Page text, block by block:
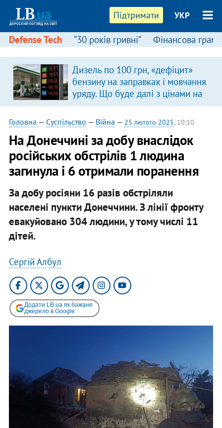
Підтримати УКР
Defense Tech “30 років гривні” Фінансова
Дизель по 100 грн, «дефіцит»
бензину на заправках і мовчання
уряду. Що буде далі з цінами на
пальне?
Головна — Суспільство — Війна — 25 лютого 2025, 10:10
На Донеччині за добу внаслідок
російських обстрілів 1 людина
загинула і 6 отримали поранення
За добу росіяни 16 разів обстріляли
населені пункти Донеччини. З лінії фронту
евакуйовано 304 людини, у тому числі 11
дітей.
Сергій Албул
Додати LB.ua як бажане
джерело в Google